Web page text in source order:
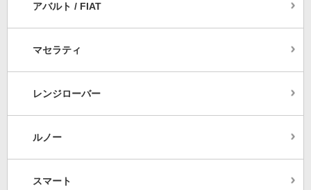
アバルト / FIAT
マセラティ
レンジローバー
ルノー
スマート